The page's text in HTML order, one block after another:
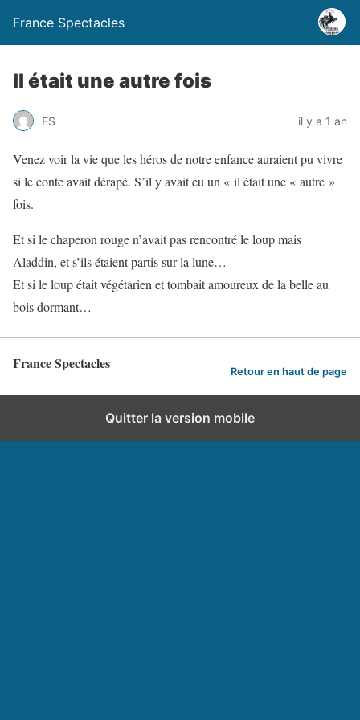
France Spectacles
Il était une autre fois
FS il y a 1 an
Venez voir la vie que les héros de notre enfance auraient pu vivre
si le conte avait dérapé. S’il y avait eu un « il était une « autre »
fois.
Et si le chaperon rouge n’avait pas rencontré le loup mais
Aladdin, et s’ils étaient partis sur la lune…
Et si le loup était végétarien et tombait amoureux de la belle au
bois dormant…
France Spectacles Retour en haut de page
Quitter la version mobile